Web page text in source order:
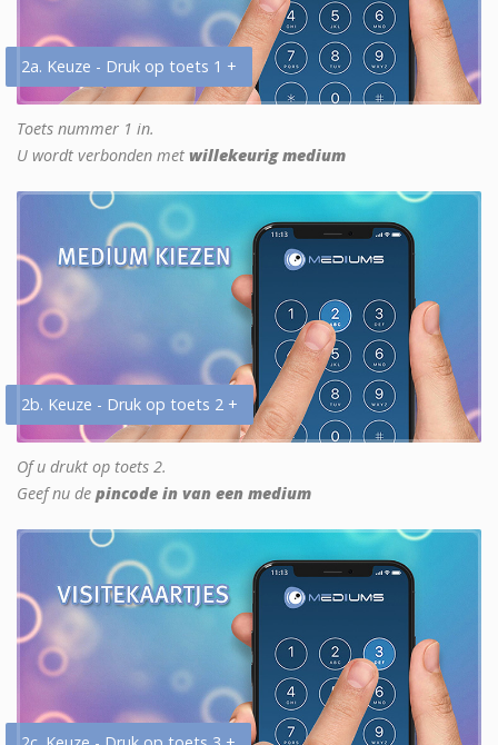
2a. Keuze - Druk op toets 1 +
Toets nummer 1 in.
U wordt verbonden met willekeurig medium
2b. Keuze - Druk op toets 2 +
Of u drukt op toets 2.
Geef nu de pincode in van een medium